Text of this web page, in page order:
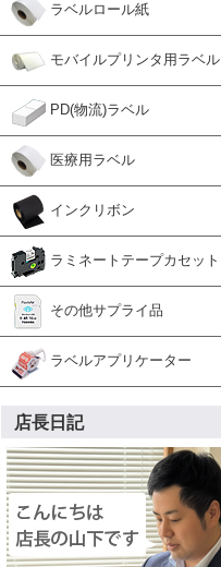
ラベルロール紙
モバイルプリンタ用ラベル
PD(物流)ラベル
医療用ラベル
インクリボン
ラミネートテープカセット
その他サプライ品
ラベルアプリケーター
店長日記